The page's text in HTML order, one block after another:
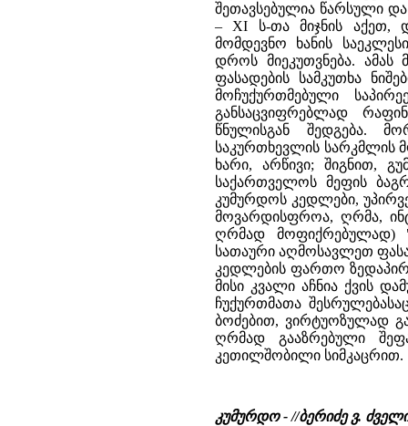
შეთავსებულია წარსული
– XI ს-თა მიჯნის აქეთ,
მომდევნო ხანის
დროს მიეკუთვნება.
ფასადების სამკუთხა
მოჩუქურთმებული
განსაცვიფრებლად
წნულისგან შედგება.
საკურთხევლის სარკმლის
ხარი, არწივი; შიგნით,
საქართველოს მეფის
კუმურდოს კედლები,
მოვარდისფროა, ღრმა,
ღრმად მოფიქრებულად)
სათაური აღმოსავლეთ
კედლების ფართო
მისი კვალი აჩნია ქვის
ჩუქურთმათა
ბოძებით, ვირტუოზულად
ღრმად გააზრებული
კეთილშობილი სიმკაცრით.
კუმურდო - //ბერიძე ვ.